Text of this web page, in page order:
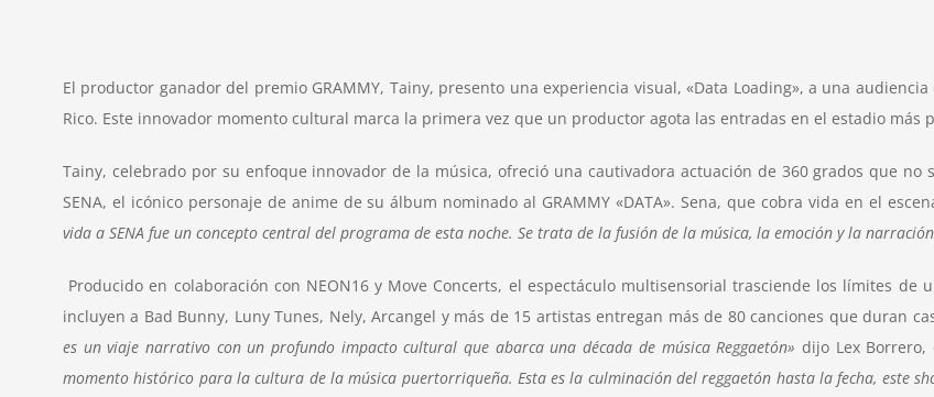
El productor ganador del premio GRAMMY, Tainy, presento una experiencia visual,«Data Loading», a una audiencia
Rico. Este innovador momento cultural marca la primera vez que un productor agota las entradas en el estadio más
Tainy, celebrado por su enfoque innovador de la música, ofreció una cautivadora actuación de 360 grados que
SENA, el icónico personaje de anime de su álbum nominado al GRAMMY«DATA». Sena, que cobra vida en el
vida a SENA fue un concepto central del programa de esta noche. Se trata de la fusión de la música, la emoción y la
Producido en colaboración con NEON16 y Move Concerts, el espectáculo multisensorial trasciende los límites de
incluyen a Bad Bunny, Luny Tunes, Nely, Arcangel y más de 15 artistas entregan más de 80 canciones que duran
es un viaje narrativo con un profundo impacto cultural que abarca una década de música Reggaetón» dijo Lex Borrero,
momento histórico para la cultura de la música puertorriqueña. Esta es la culminación del reggaetón hasta la fecha, este